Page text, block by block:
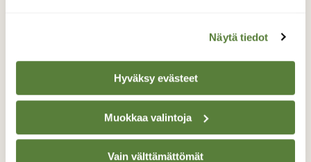
Näytä tiedot
Hyväksy evästeet
Muokkaa valintoja
Vain välttämättömät